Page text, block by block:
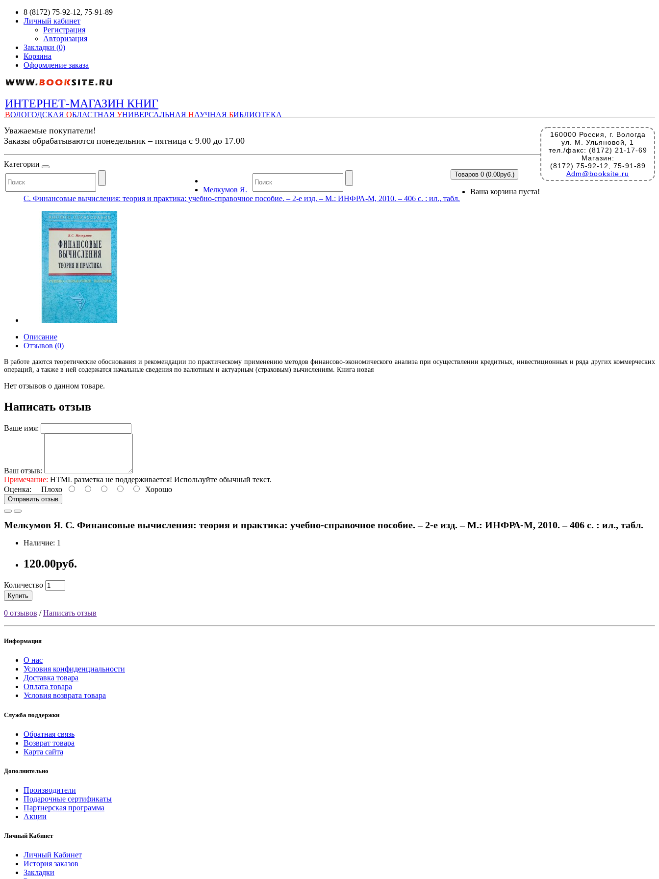
8 (8172) 75-92-12, 75-91-89
Личный кабинет
Регистрация
Авторизация
Закладки (0)
Корзина
Оформление заказа
ИНТЕРНЕТ-МАГАЗИН КНИГ
ВОЛОГОДСКАЯ ОБЛАСТНАЯ УНИВЕРСАЛЬНАЯ НАУЧНАЯ БИБЛИОТЕКА
160000 Россия, г. Вологда
ул. М. Ульяновой, 1
тел./факс: (8172) 21-17-69
Магазин:
(8172) 75-92-12, 75-91-89
Adm@booksite.ru
Уважаемые покупатели!
Заказы обрабатываются понедельник – пятница с 9.00 до 17.00
Категории
Товаров 0 (0.00руб.)
Ваша корзина пуста!
Мелкумов Я.
С. Финансовые вычисления: теория и практика: учебно-справочное пособие. – 2-е изд. – М.: ИНФРА-М, 2010. – 406 с. : ил., табл.
Описание
Отзывов (0)
В работе даются теоретические обоснования и рекомендации по практическому применению методов финансово-экономического анализа при осуществлении кредитных, инвестиционных и ряда других коммерческих
операций, а также в ней содержатся начальные сведения по валютным и актуарным (страховым) вычислениям. Книга новая
Нет отзывов о данном товаре.
Написать отзыв
Ваше имя:
Ваш отзыв:
Примечание: HTML разметка не поддерживается! Используйте обычный текст.
Оценка: Плохо Хорошо
Отправить отзыв
Мелкумов Я. С. Финансовые вычисления: теория и практика: учебно-справочное пособие. – 2-е изд. – М.: ИНФРА-М, 2010. – 406 с. : ил., табл.
Наличие: 1
120.00руб.
Количество
Купить
0 отзывов /Написать отзыв
Информация
О нас
Условия конфиденциальности
Доставка товара
Оплата товара
Условия возврата товара
Служба поддержки
Обратная связь
Возврат товара
Карта сайта
Дополнительно
Производители
Подарочные сертификаты
Партнерская программа
Акции
Личный Кабинет
Личный Кабинет
История заказов
Закладки